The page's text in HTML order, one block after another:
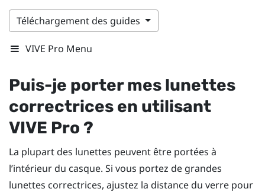
Téléchargement des guides
VIVE Pro Menu
Puis-je porter mes lunettes
correctrices en utilisant
VIVE Pro ?
La plupart des lunettes peuvent être portées à
l’intérieur du casque. Si vous portez de grandes
lunettes correctrices, ajustez la distance du verre pour